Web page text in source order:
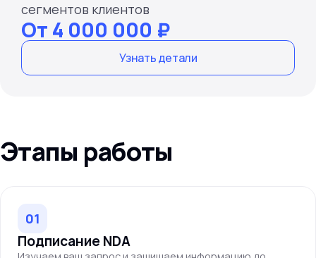
сегментов клиентов
От 4 000 000 ₽
Узнать детали
Этапы работы
01
Подписание NDA